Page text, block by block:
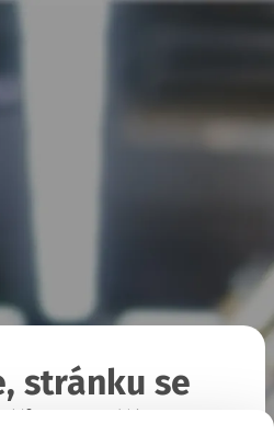
stránku se